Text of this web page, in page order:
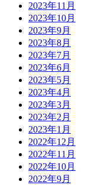
2023年11月
2023年10月
2023年9月
2023年8月
2023年7月
2023年6月
2023年5月
2023年4月
2023年3月
2023年2月
2023年1月
2022年12月
2022年11月
2022年10月
2022年9月